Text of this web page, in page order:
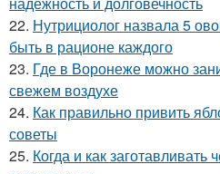
22. Нутрициолог назвала 5
быть в рационе каждого
23. Где в Воронеже можно
свежем воздухе
24. Как правильно привить
советы
25. Когда и как заготавливать